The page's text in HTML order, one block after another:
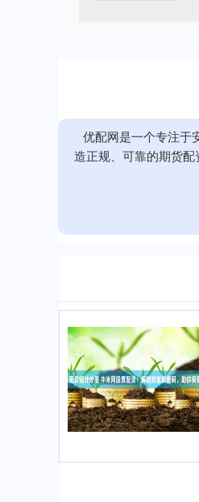
优配网是一个专注于
造正规、可靠的期货配